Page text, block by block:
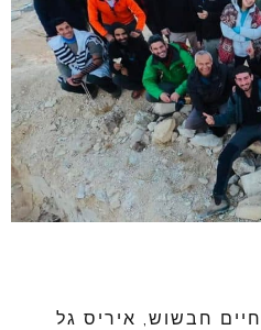
חיים חבשוש, איריס גל